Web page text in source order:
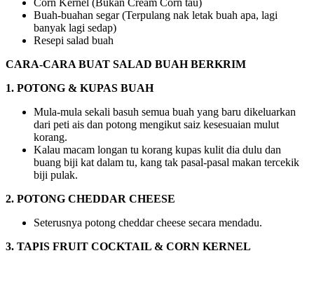
Buah-buahan segar (Terpulang nak letak buah apa, lagi
banyak lagi sedap)
Resepi salad buah
CARA-CARA BUAT SALAD BUAH BERKRIM
1. POTONG & KUPAS BUAH
Mula-mula sekali basuh semua buah yang baru dikeluarkan
dari peti ais dan potong mengikut saiz kesesuaian mulut
korang.
Kalau macam longan tu korang kupas kulit dia dulu dan
buang biji kat dalam tu, kang tak pasal-pasal makan tercekik
biji pulak.
2. POTONG CHEDDAR CHEESE
Seterusnya potong cheddar cheese secara mendadu.
3. TAPIS FRUIT COCKTAIL & CORN KERNEL